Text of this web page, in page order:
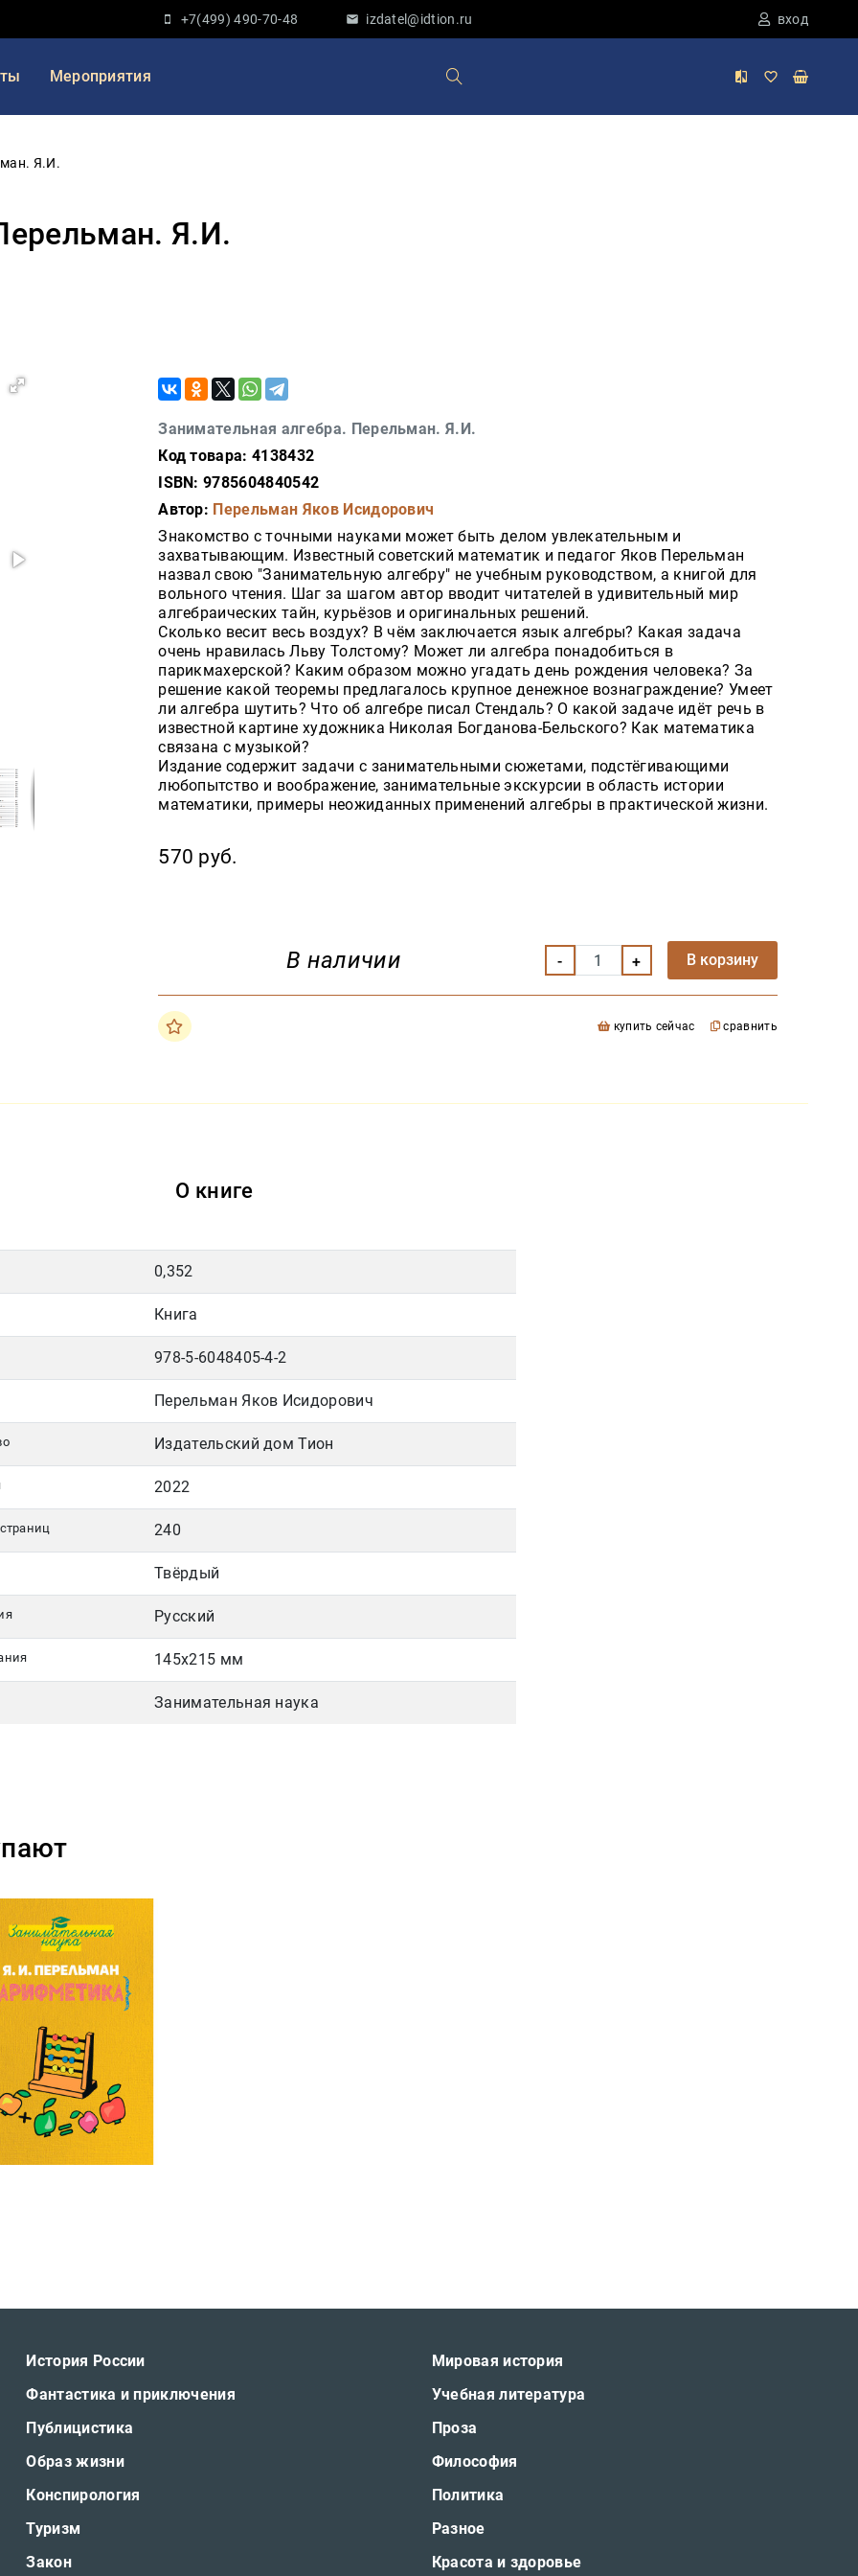
+7(499) 490-70-48 izdatel@idtion.ru вход
Мероприятия
Я.И.
Я.И.
Занимательная алгебра. Перельман. Я.И.
Код товара: 4138432
ISBN: 9785604840542
Автор: Перельман Яков Исидорович
Знакомство с точными науками может быть делом увлекательным и
захватывающим. Известный советский математик и педагог Яков Перельман
назвал свою "Занимательную алгебру" не учебным руководством, а книгой для
вольного чтения. Шаг за шагом автор вводит читателей в удивительный мир
алгебраических тайн, курьёзов и оригинальных решений.
Сколько весит весь воздух? В чём заключается язык алгебры? Какая задача
очень нравилась Льву Толстому? Может ли алгебра понадобиться в
парикмахерской? Каким образом можно угадать день рождения человека? За
решение какой теоремы предлагалось крупное денежное вознаграждение? Умеет
ли алгебра шутить? Что об алгебре писал Стендаль? О какой задаче идёт речь в
известной картине художника Николая Богданова-Бельского? Как математика
связана с музыкой?
Издание содержит задачи с занимательными сюжетами, подстёгивающими
любопытство и воображение, занимательные экскурсии в область истории
математики, примеры неожиданных применений алгебры в практической жизни.
570 руб.
В наличии В корзину
купить сейчас сравнить
О книге
0,352
Книга
978-5-6048405-4-2
Перельман Яков Исидорович
Издательский дом Тион
2022
240
Твёрдый
Русский
145х215 мм
Занимательная наука
История России
Мировая история
Фантастика и приключения
Учебная литература
Публицистика
Проза
Образ жизни
Философия
Конспирология
Политика
Туризм
Разное
Закон Красота и здоровье